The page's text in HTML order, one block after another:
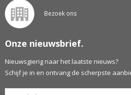
Bezoek ons
Onze nieuwsbrief.
Nieuwsgierig naar het laatste nieuws?
Schijf je in en ontvang de scherpste